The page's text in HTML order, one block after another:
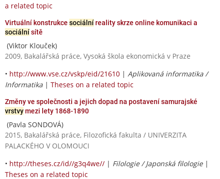
a related topic
Virtuální konstrukce sociálníreality skrze online komunikaci a
sociálnísítě
(Viktor Klouček)
2009, Bakalářská práce, Vysoká škola ekonomická v Praze
• http://www.vse.cz/vskp/eid/21610 | Aplikovaná informatika /
Informatika | Theses on a related topic
Změny ve společnosti a jejich dopad na postavení samurajské
vrstvymezi lety 1868-1890
(Pavla SONDOVÁ)
2015, Bakalářská práce, Filozofická fakulta / UNIVERZITA
PALACKÉHO V OLOMOUCI
• http://theses.cz/id//g3q4we// | Filologie / Japonská filologie|
Theses on a related topic